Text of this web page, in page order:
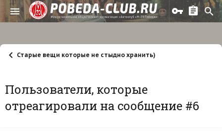
Старые вещи которые не стыдно хранить)
Пользователи, которые
отреагировали на сообщение #6